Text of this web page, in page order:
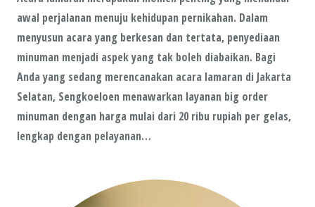
awal perjalanan menuju kehidupan pernikahan. Dalam
menyusun acara yang berkesan dan tertata, penyediaan
minuman menjadi aspek yang tak boleh diabaikan. Bagi
Anda yang sedang merencanakan acara lamaran di Jakarta
Selatan, Sengkoeloen menawarkan layanan big order
minuman dengan harga mulai dari 20 ribu rupiah per gelas,
lengkap dengan pelayanan…